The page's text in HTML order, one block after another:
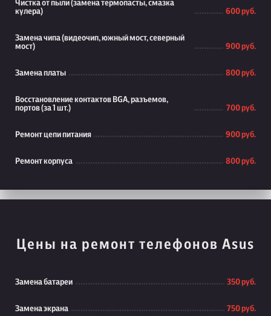
Чистка от пыли (замена термопасты, смазка
кулера)
600 руб.
Замена чипа (видеочип, южный мост, северный
мост)
900 руб.
Замена платы 800 руб.
Восстановление контактов BGA, разъемов,
портов (за 1 шт.)
700 руб.
Ремонт цепи питания 900 руб.
Ремонт корпуса 800 руб.
Цены на ремонт телефонов Asus
Замена батареи 350 руб.
Замена экрана 750 руб.